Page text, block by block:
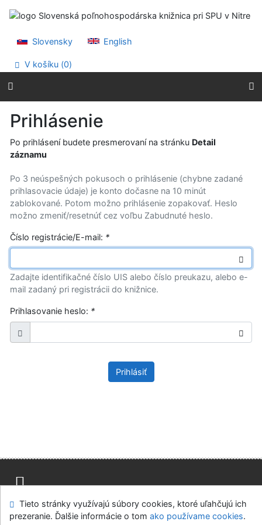
Prejsť na menu
Slovensky
English
V košíku (0)
Prihlásenie
Po prihlásení budete presmerovaní na stránku Detail
záznamu
Po 3 neúspešných pokusoch o prihlásenie (chybne zadané
prihlasovacie údaje) je konto dočasne na 10 minút
zablokované. Potom možno prihlásenie zopakovať. Heslo
možno zmeniť/resetnúť cez voľbu Zabudnuté heslo.
Číslo registrácie/E-mail: *
Zadajte identifikačné číslo UIS alebo číslo preukazu, alebo e-
mail zadaný pri registrácii do knižnice.
Prihlasovanie heslo: *
Prihlásiť
Mapa stránok Prístupnosť
Súkromie
Modul OpenSearch
Napíšte nám Nastavenie cookies
Tieto stránky využívajú súbory cookies, ktoré uľahčujú ich
prezeranie. Ďalšie informácie o tom ako používame cookies.